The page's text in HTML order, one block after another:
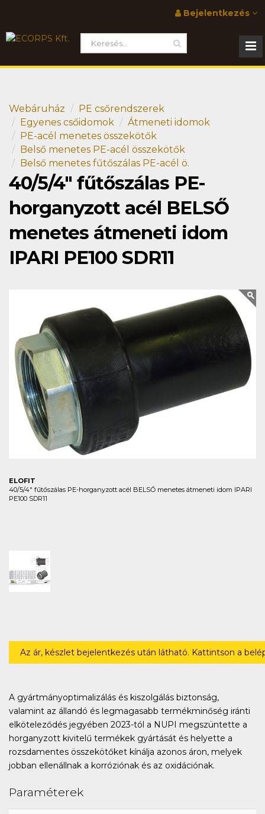
Bejelentkezés
Webáruház
PE csőrendszerek
Egyenes csőidomok
Átmeneti idomok
PE-acél menetes összekötők
Belső menetes PE-acél összekötők
Belső menetes fűtőszálas PE-acél ö.
40/5/4" fűtőszálas PE-
horganyzott acél BELSŐ
menetes átmeneti idom
IPARI PE100 SDR11
ELOFIT
40/5/4" fűtőszálas PE-horganyzott acél BELSŐ menetes átmeneti idom IPARI
PE100 SDR11
Az ár, készlet bejelentkezés után látható. Kattintson a
A gyártmányoptimalizálás és kiszolgálás biztonság,
valamint az állandó és legmagasabb termékminőség iránti
elköteleződés jegyében 2023-tól a NUPI megszüntette a
horganyzott kivitelű termékek gyártását és helyette a
rozsdamentes összekötőket kínálja azonos áron, melyek
jobban ellenállnak a korróziónak és az oxidációnak.
Paraméterek